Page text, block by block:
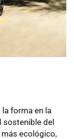
la forma en la
sostenible del
ecológico,